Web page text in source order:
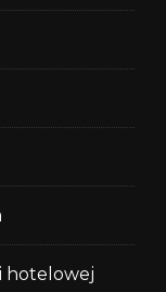
hotelowej